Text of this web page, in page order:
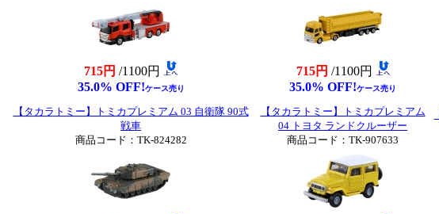
715円 /1100円
35.0% OFF!ケース売り
715円 /1100円
35.0% OFF!ケース売り
【タカラトミー】トミカプレミアム 03 自衛隊 90式
戦車
商品コード：TK-824282
【タカラトミー】トミカプレミアム
04 トヨタ ランドクルーザー
商品コード：TK-907633